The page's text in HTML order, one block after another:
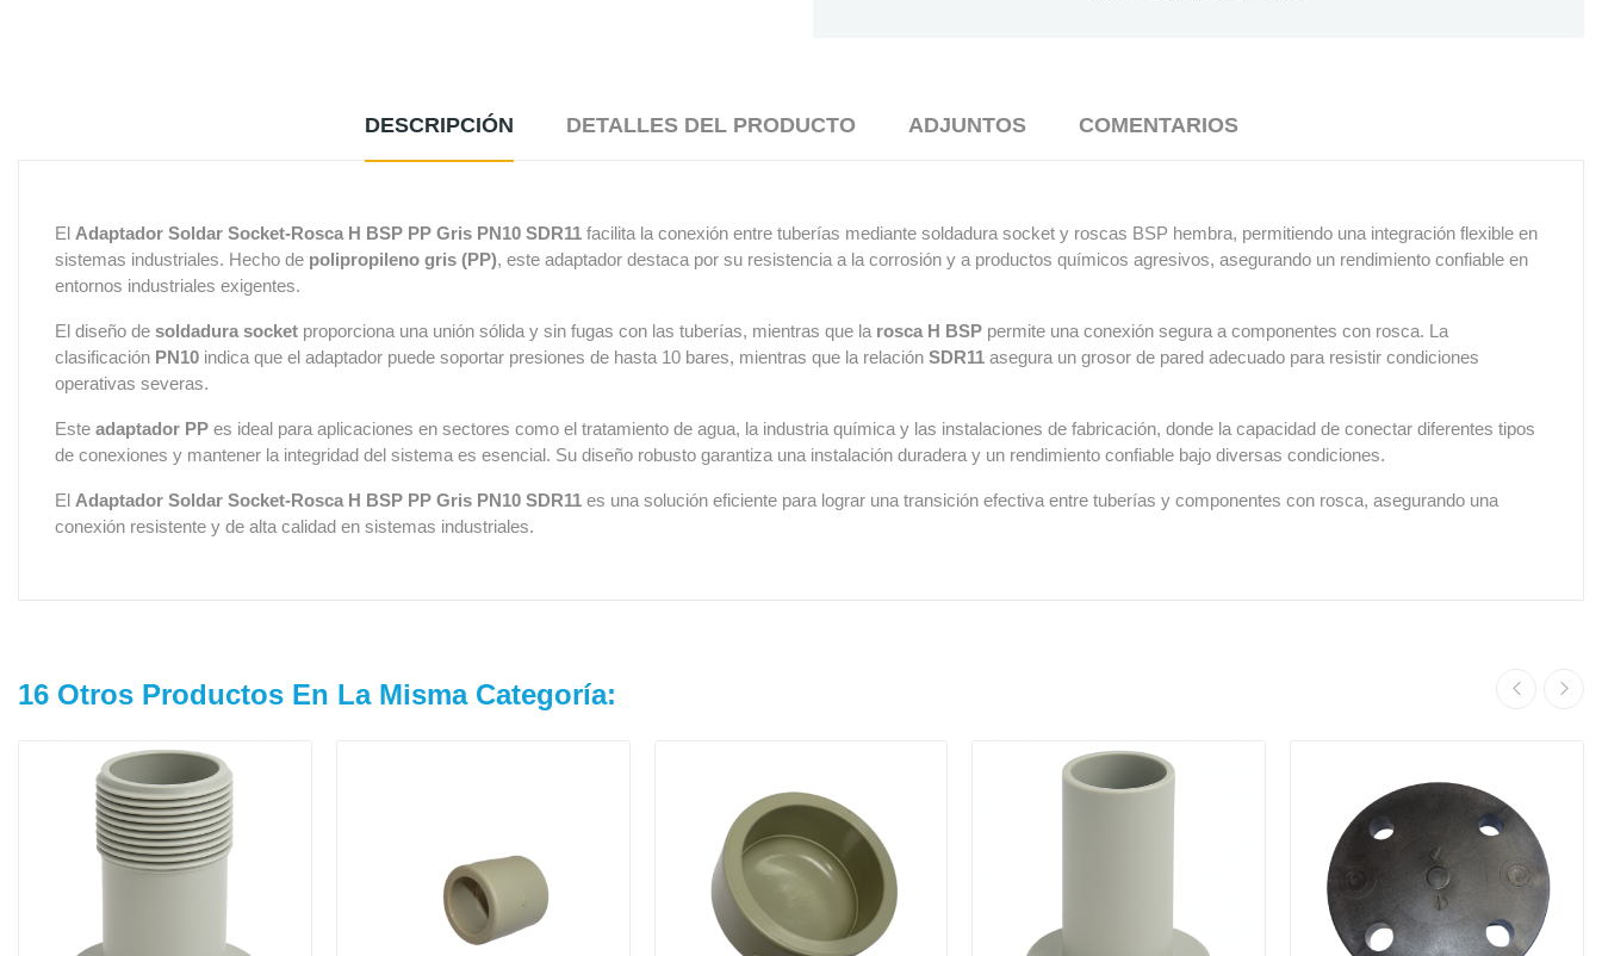
DESCRIPCIÓN DETALLES DEL PRODUCTO ADJUNTOS COMENTARIOS
El Adaptador Soldar Socket-Rosca H BSP PP Gris PN10 SDR11 facilita la conexión entre tuberías mediante soldadura socket y roscas BSP hembra, permitiendo una integración flexible en
sistemas industriales. Hecho de polipropileno gris (PP), este adaptador destaca por su resistencia a la corrosión y a productos químicos agresivos, asegurando un rendimiento confiable en
entornos industriales exigentes.
El diseño de soldadura socket proporciona una unión sólida y sin fugas con las tuberías, mientras que la rosca H BSP permite una conexión segura a componentes con rosca. La
clasificación PN10 indica que el adaptador puede soportar presiones de hasta 10 bares, mientras que la relación SDR11 asegura un grosor de pared adecuado para resistir condiciones
operativas severas.
Este adaptador PP es ideal para aplicaciones en sectores como el tratamiento de agua, la industria química y las instalaciones de fabricación, donde la capacidad de conectar diferentes tipos
de conexiones y mantener la integridad del sistema es esencial. Su diseño robusto garantiza una instalación duradera y un rendimiento confiable bajo diversas condiciones.
El Adaptador Soldar Socket-Rosca H BSP PP Gris PN10 SDR11 es una solución eficiente para lograr una transición efectiva entre tuberías y componentes con rosca, asegurando una
conexión resistente y de alta calidad en sistemas industriales.
16 Otros Productos En La Misma Categoría: